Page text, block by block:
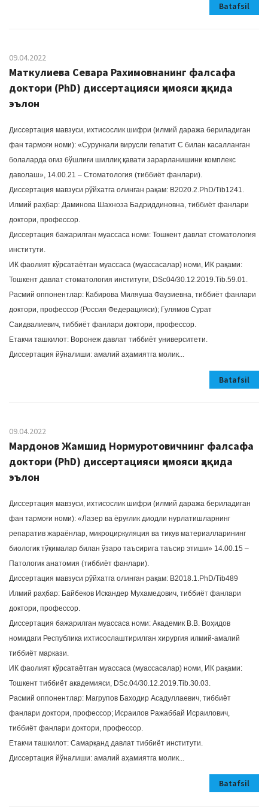
Batafsil
09.04.2022
Маткулиева Севара Рахимовнанинг фалсафа
доктори (PhD) диссертацияси ҳимояси ҳақида
эълон
Диссертация мавзуси, ихтисослик шифри (илмий даража бериладиган
фан тармоғи номи): «Сурункали вирусли гепатит С билан касалланган
болаларда оғиз бўшлиғи шиллиқ қавати зарарланишини комплекс
даволаш», 14.00.21 – Стоматология (тиббиёт фанлари).
Диссертация мавзуси рўйхатга олинган рақам: В2020.2.PhD/Tib1241.
Илмий раҳбар: Даминова Шахноза Бадриддиновна, тиббиёт фанлари
доктори, профессор.
Диссертация бажарилган муассаса номи: Тошкент давлат стоматология
институти.
ИК фаолият кўрсатаётган муассаса (муассасалар) номи, ИК рақами:
Тошкент давлат стоматология институти, DSc04/30.12.2019.Тib.59.01.
Расмий оппонентлар: Кабирова Миляуша Фаузиевна, тиббиёт фанлари
доктори, профессор (Россия Федерацияси); Гулямов Сурат
Саидвалиевич, тиббиёт фанлари доктори, профессор.
Етакчи ташкилот: Воронеж давлат тиббиёт университети.
Диссертация йўналиши: амалий аҳамиятга молик...
Batafsil
09.04.2022
Мардонов Жамшид Нормуротовичнинг фалсафа
доктори (PhD) диссертацияси ҳимояси ҳақида
эълон
Диссертация мавзуси, ихтисослик шифри (илмий даража бериладиган
фан тармоғи номи): «Лазер ва ёруғлик диодли нурлатишларнинг
репаратив жараёнлар, микроциркуляция ва тикув материалларининг
биологик тўқималар билан ўзаро таъсирига таъсир этиши» 14.00.15 –
Патологик анатомия (тиббиёт фанлари).
Диссертация мавзуси рўйхатга олинган рақам: B2018.1.PhD/Tib489
Илмий раҳбар: Байбеков Искандер Мухамедович, тиббиёт фанлари
доктори, профессор.
Диссертация бажарилган муассаса номи: Академик В.В. Воҳидов
номидаги Республика ихтисослаштирилган хирургия илмий-амалий
тиббиёт маркази.
ИК фаолият кўрсатаётган муассаса (муассасалар) номи, ИК рақами:
Тошкент тиббиёт академияси, DSc.04/30.12.2019.Tib.30.03.
Расмий оппонентлар: Магрупов Баходир Асадуллаевич, тиббиёт
фанлари доктори, профессор; Исраилов Ражаббай Исраилович,
тиббиёт фанлари доктори, профессор.
Етакчи ташкилот: Самарқанд давлат тиббиёт институти.
Диссертация йўналиши: амалий аҳамиятга молик...
Batafsil